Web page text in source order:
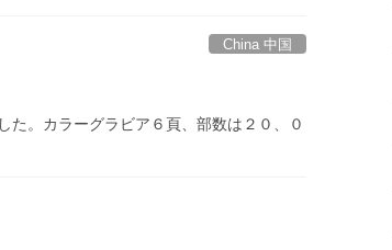
China 中国
た。カラーグラビア６頁、部数は２０、０